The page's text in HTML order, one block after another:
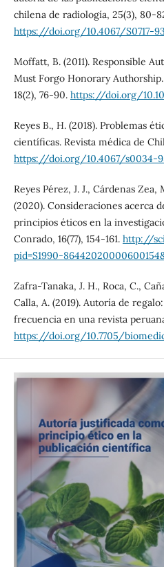
chilena de radiología, 25(3), 80-
https://doi.org/10.4067/S0717-
Moffatt, B. (2011). Responsible
Must Forgo Honorary
18(2), 76-90. https://doi.org/
Reyes B., H. (2018). Problemas
científicas. Revista médica de
https://doi.org/10.4067/s0034-
Reyes Pérez, J. J., Cárdenas Zea,
(2020). Consideraciones acerca
principios éticos en la
Conrado, 16(77), 154-161. http://
pid=S1990-
Zafra-Tanaka, J. H., Roca, C.,
Calla, A. (2019). Autoría de
frecuencia en una revista
https://doi.org/10.7705/